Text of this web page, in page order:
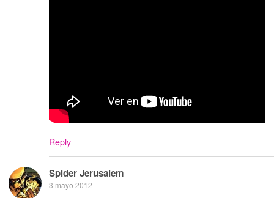
Reply
Spider Jerusalem
3 mayo 2012